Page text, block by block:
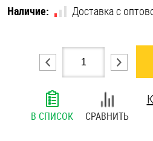
Штифты и пальцы
Наличие:
Доставка с
В СПИСОК СРАВНИТЬ